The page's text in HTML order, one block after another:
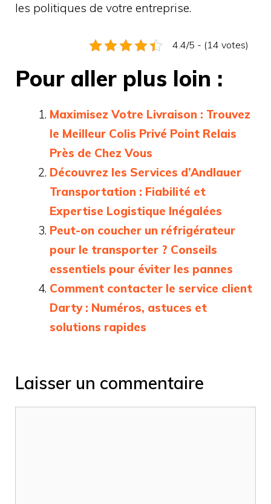
les politiques de votre entreprise.
4.4/5 - (14 votes)
Pour aller plus loin :
Maximisez Votre Livraison : Trouvez
le Meilleur Colis Privé Point Relais
Près de Chez Vous
Découvrez les Services d’Andlauer
Transportation : Fiabilité et
Expertise Logistique Inégalées
Peut-on coucher un réfrigérateur
pour le transporter ? Conseils
essentiels pour éviter les pannes
Comment contacter le service client
Darty : Numéros, astuces et
solutions rapides
Laisser un commentaire